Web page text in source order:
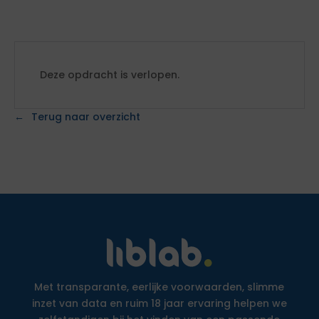
Deze opdracht is verlopen.
Terug naar overzicht
Met transparante, eerlijke voorwaarden, slimme
inzet van data en ruim 18 jaar ervaring helpen we